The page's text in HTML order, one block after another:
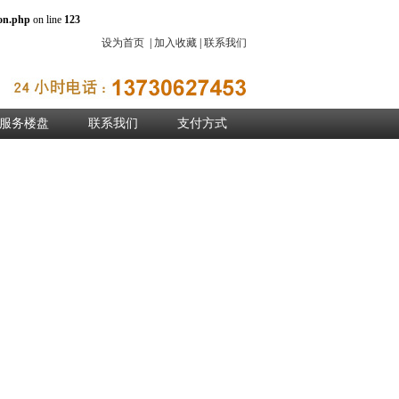
on line 123
设为首页
加入收藏| 联系我们
务楼盘 联系我们 支付方式